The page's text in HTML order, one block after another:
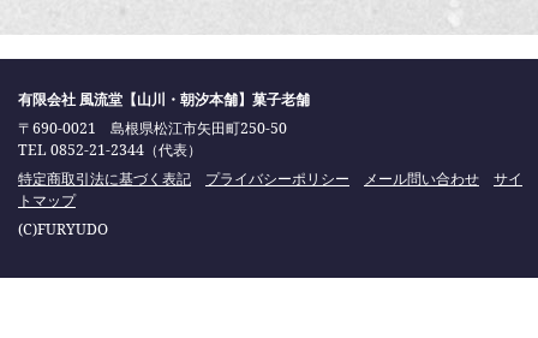
有限会社 風流堂【山川・朝汐本舗】菓子老舗
〒690-0021 島根県松江市矢田町250-50
TEL 0852-21-2344（代表）
特定商取引法に基づく表記
プライバシーポリシー メール問い合わせ
サイ
トマップ
(C)FURYUDO